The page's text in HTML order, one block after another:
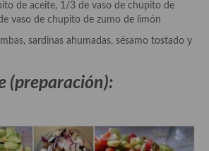
especias
de aceite, 1/3 de vaso de chupito de
vaso de chupito de zumo de limón
sardinas ahumadas, sésamo tostado y
(preparación):